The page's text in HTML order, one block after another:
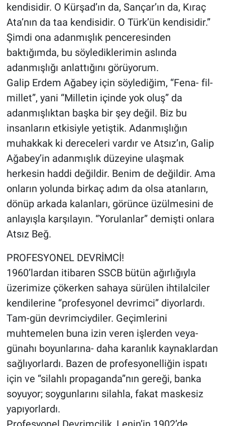
kendisidir. O Kürşad’ın da, Sançar’ın da, Kıraç
Ata’nın da taa kendisidir. O Türk’ün kendisidir.”
Şimdi ona adanmışlık penceresinden
baktığımda, bu söylediklerimin aslında
adanmışlığı anlattığını görüyorum.
Galip Erdem Ağabey için söylediğim, “Fena- fil-
millet”, yani “Milletin içinde yok oluş” da
adanmışlıktan başka bir şey değil. Biz bu
insanların etkisiyle yetiştik. Adanmışlığın
muhakkak ki dereceleri vardır ve Atsız’ın, Galip
Ağabey’in adanmışlık düzeyine ulaşmak
herkesin haddi değildir. Benim de değildir. Ama
onların yolunda birkaç adım da olsa atanların,
dönüp arkada kalanları, görünce üzülmesini de
anlayışla karşılayın. “Yorulanlar” demişti onlara
Atsız Beğ.
PROFESYONEL DEVRİMCİ!
1960’lardan itibaren SSCB bütün ağırlığıyla
üzerimize çökerken sahaya sürülen ihtilalciler
kendilerine “profesyonel devrimci” diyorlardı.
Tam-gün devrimciydiler. Geçimlerini
muhtemelen buna izin veren işlerden veya-
günahı boyunlarına- daha karanlık kaynaklardan
sağlıyorlardı. Bazen de profesyonelliğin ispatı
için ve “silahlı propaganda”nın gereği, banka
soyuyor; soygunlarını silahla, fakat maskesiz
yapıyorlardı.